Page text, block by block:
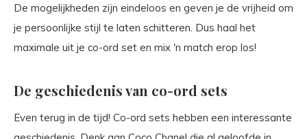
De mogelijkheden zijn eindeloos en geven je de vrijheid om
je persoonlijke stijl te laten schitteren. Dus haal het
maximale uit je co-ord set en mix 'n match erop los!
De geschiedenis van co-ord sets
Even terug in de tijd! Co-ord sets hebben een interessante